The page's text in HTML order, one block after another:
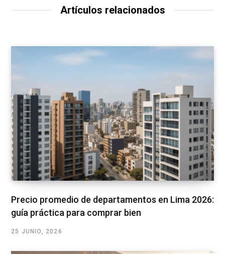
Artículos relacionados
Precio promedio de departamentos en Lima 2026:
guía práctica para comprar bien
25 JUNIO, 2026